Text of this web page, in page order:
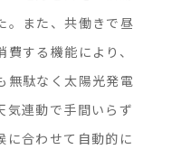
。また、共働きで昼
する機能により、
無駄なく太陽光発電
気連動で手間いらず
に合わせて自動的に